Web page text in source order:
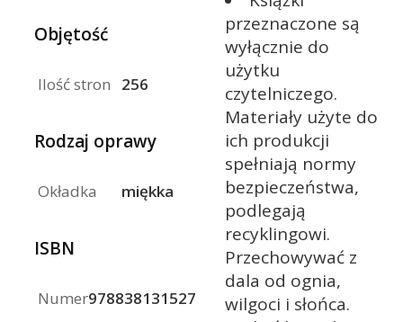
Objętość
Ilość stron 256
Rodzaj oprawy
Okładka miękka
ISBN
Numer9788381315272
przeznaczone są
wyłącznie do
użytku
czytelniczego.
Materiały użyte do
ich produkcji
spełniają normy
bezpieczeństwa,
podlegają
recyklingowi.
Przechowywać z
dala od ognia,
wilgoci i słońca.